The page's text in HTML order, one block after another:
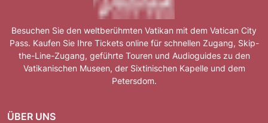
Besuchen Sie den weltberühmten Vatikan mit dem Vatican City
Pass. Kaufen Sie Ihre Tickets online für schnellen Zugang, Skip-
the-Line-Zugang, geführte Touren und Audioguides zu den
Vatikanischen Museen, der Sixtinischen Kapelle und dem
Petersdom.
ÜBER UNS